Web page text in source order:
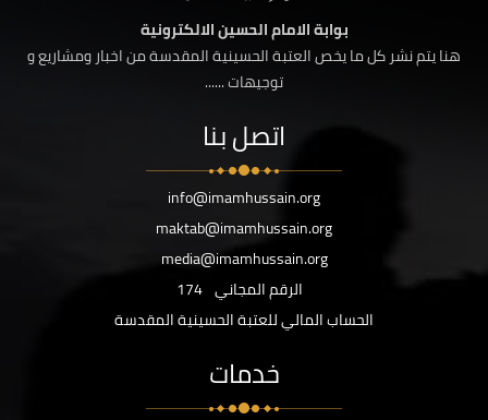
بوابة الامام الحسين الالكترونية
هنا يتم نشر كل ما يخص العتبة الحسينية المقدسة من اخبار ومشاريع و
توجيهات ......
اتصل بنا
info@imamhussain.org
maktab@imamhussain.org
media@imamhussain.org
الرقم المجاني 174
الحساب المالي للعتبة الحسينية المقدسة
خدمات